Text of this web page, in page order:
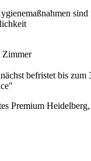
sind
Zimmer
befristet bis zum
Premium